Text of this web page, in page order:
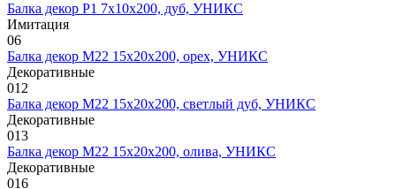
Балка декор Р1 7х10х200, дуб, УНИКС
Имитация
06
Балка декор М22 15х20х200, орех, УНИКС
Декоративные
012
Балка декор М22 15х20х200, светлый дуб, УНИКС
Декоративные
013
Балка декор М22 15х20х200, олива, УНИКС
Декоративные
016